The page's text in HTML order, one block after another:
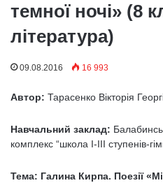
темної ночі» (8
література)
09.08.2016 16 993
Автор: Тарасенко Вікторія
Навчальний заклад:
комплекс “школа I-III ступенів-
Тема: Галина Кирпа. Поезії